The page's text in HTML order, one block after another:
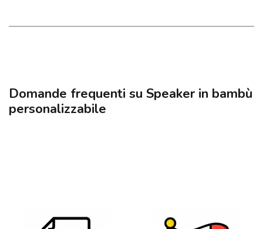
Domande frequenti su Speaker in bambù
personalizzabile